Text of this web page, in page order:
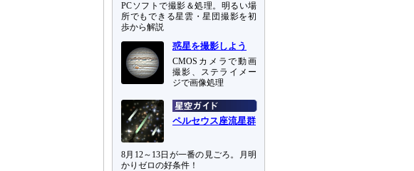
PCソフトで撮影＆処理。明るい場
所でもできる星雲・星団撮影を初
歩から解説
惑星を撮影しよう
CMOSカメラで動画
撮影、ステライメー
ジで画像処理
ペルセウス座流星群
8月12～13日が一番の見ごろ。月明
かりゼロの好条件！